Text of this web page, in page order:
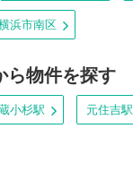
浜市南区
ら物件を探す
小杉駅 元住吉駅